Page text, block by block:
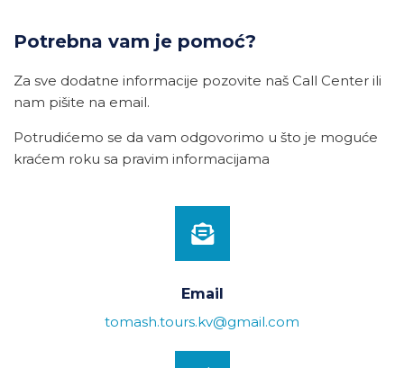
Potrebna vam je pomoć?
Za sve dodatne informacije pozovite naš Call Center ili
nam pišite na email.
Potrudićemo se da vam odgovorimo u što je moguće
kraćem roku sa pravim informacijama
Email
tomash.tours.kv@gmail.com